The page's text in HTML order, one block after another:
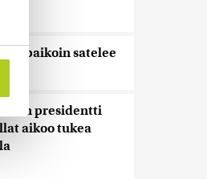
paikoin satelee
presidentti
aikoo tukea